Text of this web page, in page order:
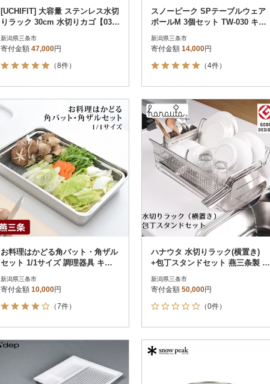
[UCHIFIT] 大容量 ステンレス水切
りラック 30cm 水切りカゴ【031
新潟県三条市
寄付金額 47,000円
（8件）
スノーピーク SPテーブルウェア
ボールM 3個セット TW-030 キャ
新潟県三条市
寄付金額 14,000円
（4件）
お料理はかどる角バット・角ザル
セット 1/1サイズ 調理器具 キッ
新潟県三条市
寄付金額 10,000円
（7件）
ハナウタ 水切りラック(横置き)
+包丁スタンドセット 燕三条製 キ
新潟県三条市
寄付金額 50,000円
（0件）